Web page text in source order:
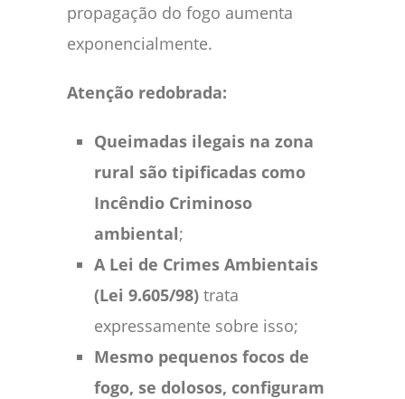
propagação do fogo aumenta
exponencialmente.
Atenção redobrada:
Queimadas ilegais na zona
rural são tipificadas como
Incêndio Criminoso
ambiental;
A Lei de Crimes Ambientais
(Lei 9.605/98) trata
expressamente sobre isso;
Mesmo pequenos focos de
fogo, se dolosos, configuram